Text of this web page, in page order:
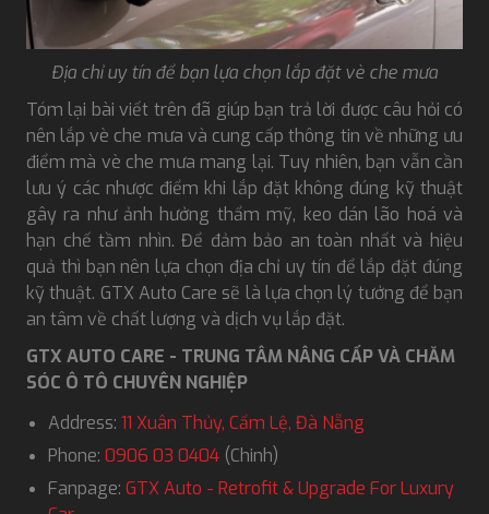
Địa chỉ uy tín để bạn lựa chọn lắp đặt vè che mưa
Tóm lại bài viết trên đã giúp bạn trả lời được câu hỏi có
nên lắp vè che mưa và cung cấp thông tin về những ưu
điểm mà vè che mưa mang lại. Tuy nhiên, bạn vẫn cần
lưu ý các nhược điểm khi lắp đặt không đúng kỹ thuật
gây ra như ảnh hưởng thẩm mỹ, keo dán lão hoá và
hạn chế tầm nhìn. Để đảm bảo an toàn nhất và hiệu
quả thì bạn nên lựa chọn địa chỉ uy tín để lắp đặt đúng
kỹ thuật. GTX Auto Care sẽ là lựa chọn lý tưởng để bạn
an tâm về chất lượng và dịch vụ lắp đặt.
GTX AUTO CARE - TRUNG TÂM NÂNG CẤP VÀ CHĂM
SÓC Ô TÔ CHUYÊN NGHIỆP
Address: 11 Xuân Thủy, Cẩm Lệ, Đà Nẵng
Phone: 0906 03 0404 (Chinh)
Fanpage: GTX Auto - Retrofit & Upgrade For Luxury